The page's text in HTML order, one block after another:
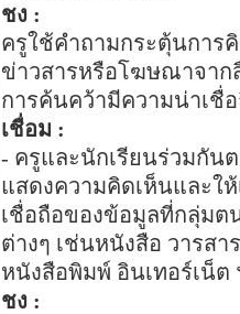
ชง :
ครูใช้คำถามกระตุ้นการ
ข่าวสารหรือโฆษณาจาก
การค้นคว้ามีความน่าเชื่
เชื่อม :
- ครูและนักเรียนร่วมกัน
แสดงความคิดเห็นและใ
เชื่อถือของข้อมูลที่กลุ่มต
ต่างๆ เช่นหนังสือ วารส
หนังสือพิมพ์ อินเทอร์เน็ต
ชง :